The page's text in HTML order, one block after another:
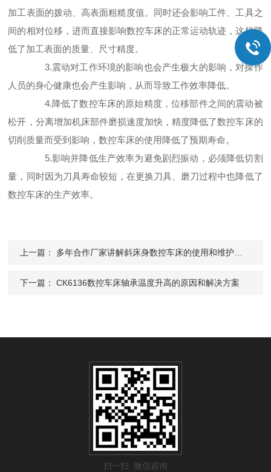
加工表面的拨动、高表面粗糙度值。同时还会影响工件、工具之
间的相对位移，进而直接影响数控车床的正常运动轨迹，这样降
低了加工表面的质量、尺寸精度。
3.震动对工作环境的影响也会产生极大的影响，对操作
人员的身心健康也会产生影响，从而导致工作效率降低。
4.降低了数控车床的原始精度，位移部件之间的震动被
松开，分离增加机床部件磨损速度加快，精度降低了数控车床的
切削质量而受到影响，数控车床的使用降低了预期寿命。
5.影响并降低生产效率为避免剧烈振动，必须降低切割
量，同时因为刀具寿命较短，在更换刀具、磨刀过程中也降低了
数控车床的生产效率。
上一篇： 多年合作厂家讲解斜床身数控车床的使用和维护心得
下一篇：CK6136数控车床轴承温度升高的原因和解决方案
扫一扫 微信咨询